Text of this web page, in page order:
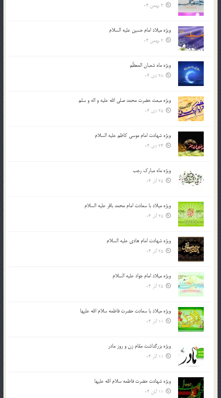
3 بهمن 04
ویژه میلاد امام حسین علیه السلام
2 بهمن 04
ویژه ماه شعبان المعظّم
28 دی 04
ویژه مبعث حضرت محمد صلی الله علیه و اله و سلم
25 دی 04
ویژه شهادت امام موسی کاظم علیه السلام
24 دی 04
ویژه ماه مبارک رجب
25 آذر 04
ویژه میلاد با سعادت امام محمد باقر علیه السلام
25 آذر 04
ویژه شهادت امام هادی علیه السلام
25 آذر 04
ویژه میلاد امام جواد علیه السلام
25 آذر 04
ویژه میلاد با سعادت حضرت فاطمه سلام الله علیها
11 آذر 04
ویژه بزرگداشت مقام زن و روز مادر
11 آذر 04
ویژه شهادت حضرت فاطمه سلام الله علیها
11 آبان 04